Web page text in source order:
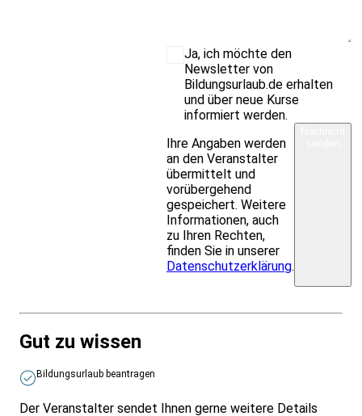
Ja, ich möchte den
Newsletter von
Bildungsurlaub.de erhalten
und über neue Kurse
informiert werden.
Ihre Angaben werden
an den Veranstalter
übermittelt und
vorübergehend
gespeichert. Weitere
Informationen, auch
zu Ihren Rechten,
finden Sie in unserer
Datenschutzerklärung.
Gut zu wissen
Bildungsurlaub beantragen
Der Veranstalter sendet Ihnen gerne weitere Details